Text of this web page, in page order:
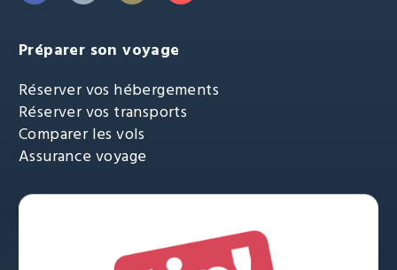
Préparer son voyage
Réserver vos hébergements
Réserver vos transports
Comparer les vols
Assurance voyage